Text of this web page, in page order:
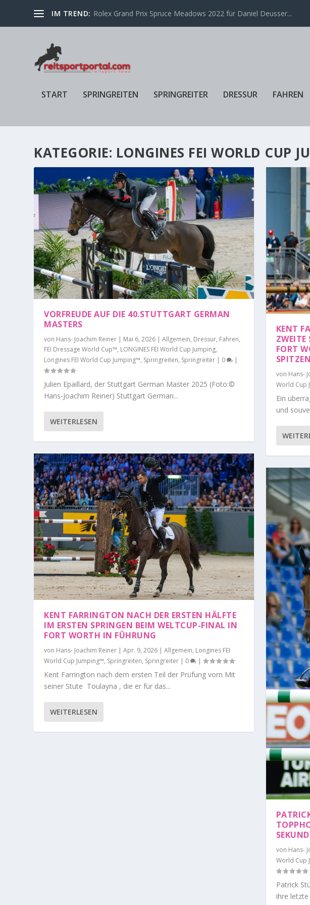
IM TREND: Rolex Grand Prix Spruce Meadows 2022 für Daniel Deusser...
START SPRINGREITEN SPRINGREITER DRESSUR FAHREN
KATEGORIE: LONGINES FEI WORLD CUP
VORFREUDE AUF DIE 40.STUTTGART GERMAN
MASTERS
von Hans- Joachim Reiner | Mai 6, 2026 |Allgemein, Dressur, Fahren,
FEI Dressage World Cup™, LONGINES FEI World Cup Jumping,
Longines FEI World Cup Jumping™, Springreiten, Springreiter | 0 |
Julien Epaillard, der Stuttgart German Master 2025 (Foto:©
Hans-Joachim Reiner) Stuttgart German...
WEITERLESEN
KENT FARRINGTON NACH DER ERSTEN HÄLFTE
IM ERSTEN SPRINGEN BEIM WELTCUP-FINAL IN
FORT WORTH IN FÜHRUNG
von Hans- Joachim Reiner |Apr. 9, 2026 |Allgemein, Longines FEI
World Cup Jumping™, Springreiten, Springreiter | 0 |
Kent Farrington nach dem ersten Teil der Prüfung vorn Mit
seiner Stute Toulayna , die er für das...
WEITERLESEN
KENT
ZWEITE
FORT
von Hans-
World Cup
Ein
und
von Hans-
World Cup
Patrick
ihre